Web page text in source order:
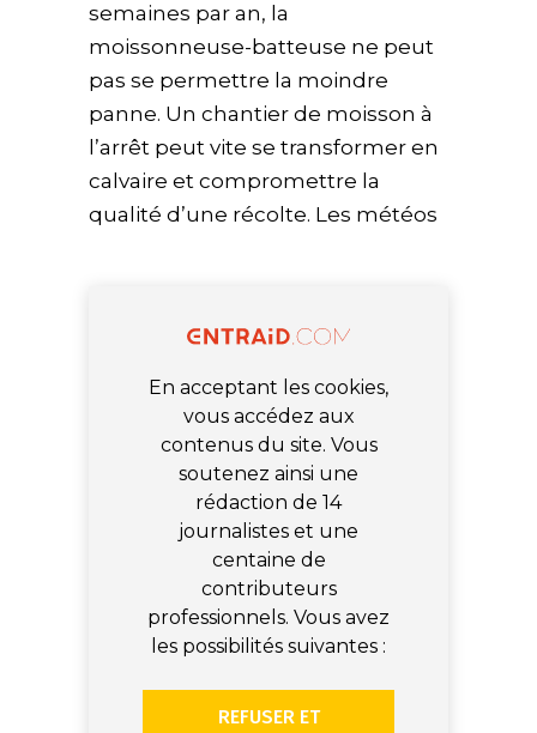
semaines par an, la
moissonneuse-batteuse ne peut
pas se permettre la moindre
panne. Un chantier de moisson à
l’arrêt peut vite se transformer en
calvaire et compromettre la
qualité d’une récolte. Les météos
En acceptant les cookies,
vous accédez aux
contenus du site. Vous
soutenez ainsi une
rédaction de 14
journalistes et une
centaine de
contributeurs
professionnels. Vous avez
les possibilités suivantes :
REFUSER ET